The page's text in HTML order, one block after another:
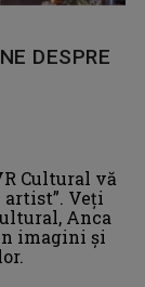
DESPRE
Cultural vă
Veți
Anca
imagini și